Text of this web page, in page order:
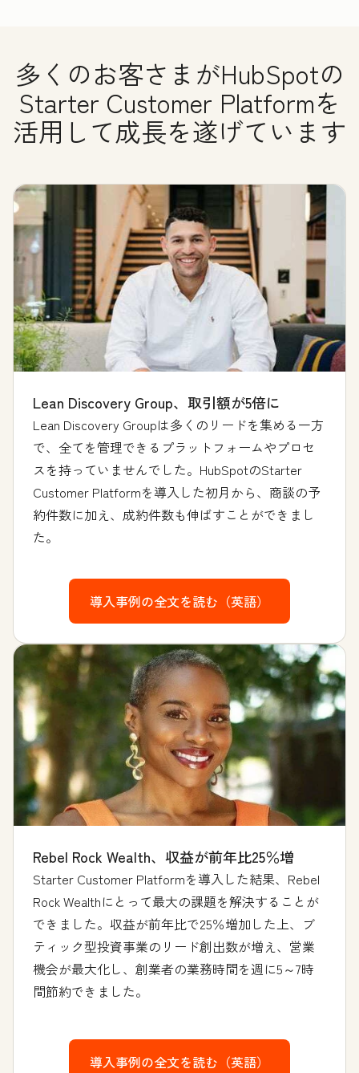
多くのお客さまがHubSpotの
Starter Customer Platformを
活用して成長を遂げています
Lean Discovery Group、取引額が5倍に
Lean Discovery Groupは多くのリードを集める一方
で、全てを管理できるプラットフォームやプロセ
スを持っていませんでした。HubSpotのStarter
Customer Platformを導入した初月から、商談の予
約件数に加え、成約件数も伸ばすことができまし
た。
導入事例の全文を読む（英語）
Rebel Rock Wealth、収益が前年比25％増
Starter Customer Platformを導入した結果、Rebel
Rock Wealthにとって最大の課題を解決することが
できました。収益が前年比で25％増加した上、ブ
ティック型投資事業のリード創出数が増え、営業
機会が最大化し、創業者の業務時間を週に5～7時
間節約できました。
導入事例の全文を読む（英語）